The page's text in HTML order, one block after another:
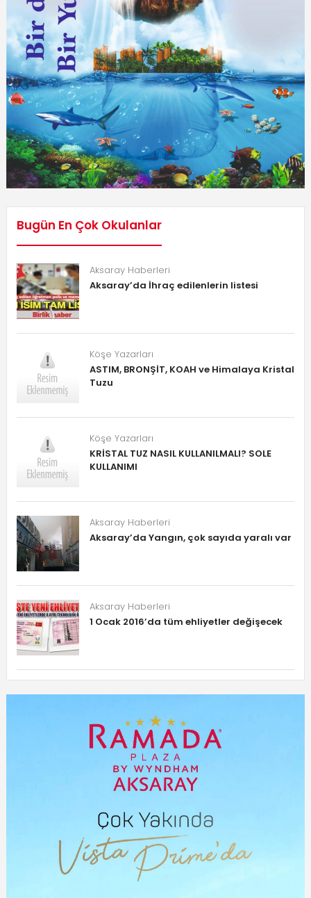
Bugün En Çok Okulanlar
Aksaray Haberleri
Aksaray’da İhraç edilenlerin listesi
Köşe Yazarları
ASTIM, BRONŞİT, KOAH ve Himalaya Kristal
Tuzu
Köşe Yazarları
KRİSTAL TUZ NASIL KULLANILMALI? SOLE
KULLANIMI
Aksaray Haberleri
Aksaray’da Yangın, çok sayıda yaralı var
Aksaray Haberleri
1 Ocak 2016’da tüm ehliyetler değişecek